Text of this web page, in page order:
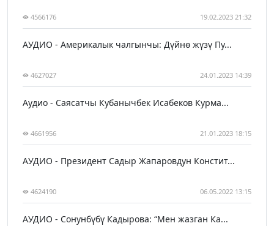
4566176 19.02.2023 21:32
АУДИО - Америкалык чалгынчы: Дүйнө жүзү Пу...
4627027 24.01.2023 14:39
Аудио - Саясатчы Кубанычбек Исабеков Курма...
4661956 21.01.2023 18:15
АУДИО - Президент Садыр Жапаровдун Констит...
4624190 06.05.2022 13:15
АУДИО - Сонунбүбү Кадырова: “Мен жазган Ка...